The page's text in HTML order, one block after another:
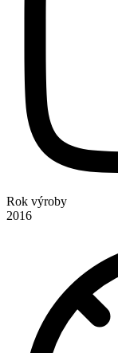
Rok výroby
2016